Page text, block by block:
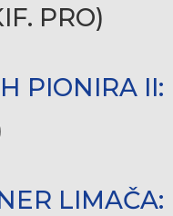
PRO)
PIONIRA II:
LIMAČA: